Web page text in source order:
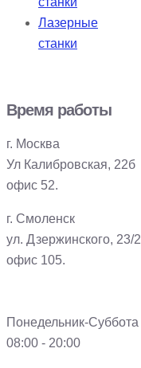
Лазерные
станки
Время работы
г. Москва
Ул Калибровская, 22б
офис 52.
г. Смоленск
ул. Дзержинского, 23/2
офис 105.
Понедельник-Суббота
08:00 - 20:00